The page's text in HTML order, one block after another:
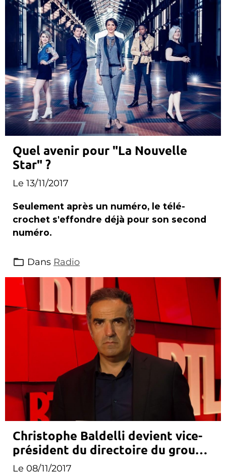
Quel avenir pour "La Nouvelle
Star" ?
Le 13/11/2017
Seulement après un numéro, le télé-
crochet s'effondre déjà pour son second
numéro.
Dans Radio
Christophe Baldelli devient vice-
président du directoire du groupe
M6
Le 08/11/2017